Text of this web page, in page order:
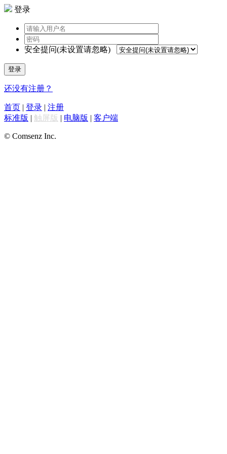
登录
安全提问(未设置请忽略)
登录
还没有注册？
首页 | 登录 | 注册
标准版 | 触屏版 | 电脑版 | 客户端
© Comsenz Inc.